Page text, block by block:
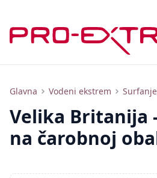
Glavna Vodeni ekstrem Surfanje
Turizam i surfanje u Velikoj Britaniji: spotovi, plaže, zabava
Velika Britanija
na čarobnoj